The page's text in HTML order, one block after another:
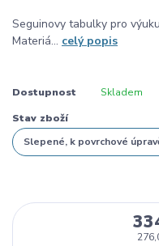
Seguinovy tabulky pro
Materiá... celý popis
Dostupnost Skladem
Stav zboží